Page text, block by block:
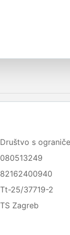
Društvo s
080513249
82162400940
Tt-25/37719-2
TS Zagreb